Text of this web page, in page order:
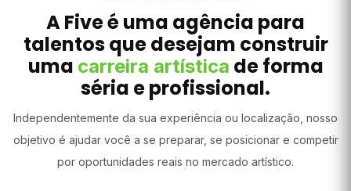
A Five é uma agência para
talentos que desejam construir
uma carreira artística de forma
séria e profissional.
Independentemente da sua experiência ou localização, nosso
objetivo é ajudar você a se preparar, se posicionar e competir
por oportunidades reais no mercado artístico.